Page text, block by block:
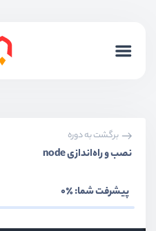
برگشت به دوره
نصب و راه‌اندازی node
پیشرفت شما:٪0